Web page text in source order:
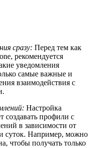
сразу: Перед тем как
рекомендуется
уведомления
самые важные и
взаимодействия с
Настройка
создавать профили с
в зависимости от
суток. Например, можно
чтобы получать только